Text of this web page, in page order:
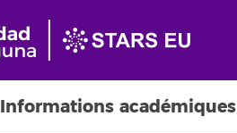
Informations académiques